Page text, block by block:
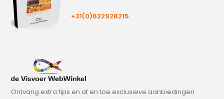
+31(0)622928215
Ontvang extra tips en af en toe exclusieve aanbiedingen.